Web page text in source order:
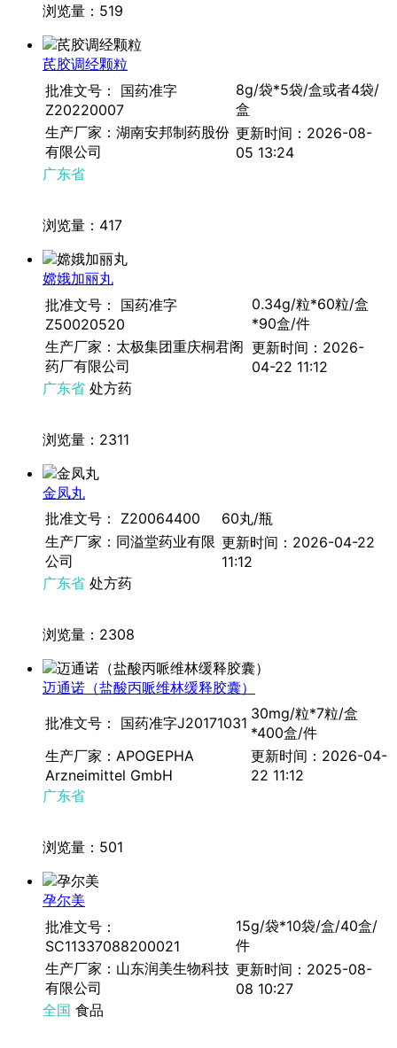
浏览量：519
芪胶调经颗粒
批准文号： 国药准字
Z20220007
8g/袋*5袋/盒或者4袋/
盒
生产厂家：湖南安邦制药股份
有限公司
更新时间：2026-08-
05 13:24
广东省
浏览量：417
嫦娥加丽丸
批准文号： 国药准字
Z50020520
0.34g/粒*60粒/盒
*90盒/件
生产厂家：太极集团重庆桐君阁
药厂有限公司
更新时间：2026-
04-22 11:12
广东省 处方药
浏览量：2311
金凤丸
批准文号： Z20064400
60丸/瓶
生产厂家：同溢堂药业有限
公司
更新时间：2026-04-22
11:12
广东省 处方药
浏览量：2308
迈通诺（盐酸丙哌维林缓释胶囊）
批准文号： 国药准字J20171031
30mg/粒*7粒/盒
*400盒/件
生产厂家：APOGEPHA
Arzneimittel GmbH
更新时间：2026-04-
22 11:12
广东省
浏览量：501
孕尔美
批准文号：
SC11337088200021
15g/袋*10袋/盒/40盒/
件
生产厂家：山东润美生物科技
有限公司
更新时间：2025-08-
08 10:27
全国 食品